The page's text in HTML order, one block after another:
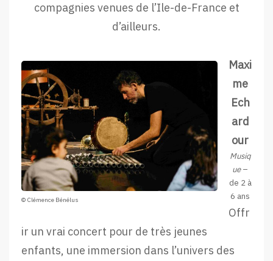
compagnies venues de l’Ile-de-France et
d’ailleurs.
© Clémence Bénélus
Maxi
me
Ech
ard
our
Musiq
ue–
de 2 à
6 ans
Offr
ir un vrai concert pour de très jeunes
enfants, une immersion dans l’univers des